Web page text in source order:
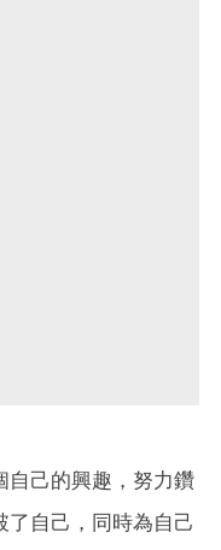
自己的興趣，努力鑽
自己，同時為自己